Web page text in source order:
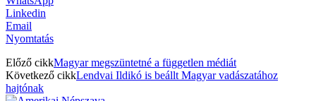
Linkedin
Email
Nyomtatás
Előző cikkMagyar megszüntetné a független médiát
Következő cikkLendvai Ildikó is beállt Magyar vadászatához
hajtónak